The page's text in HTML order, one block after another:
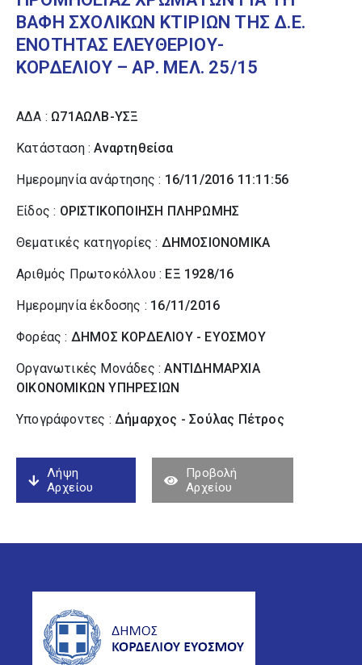
ΒΑΦΗ ΣΧΟΛΙΚΩΝ ΚΤΙΡΙΩΝ ΤΗΣ Δ.Ε.
ΕΝΟΤΗΤΑΣ ΕΛΕΥΘΕΡΙΟΥ-
ΚΟΡΔΕΛΙΟΥ – ΑΡ. ΜΕΛ. 25/15
ΑΔΑ : Ω71ΑΩΛΒ-ΥΣΞ
Κατάσταση :Αναρτηθείσα
Ημερομηνία ανάρτησης : 16/11/2016 11:11:56
Είδος : ΟΡΙΣΤΙΚΟΠΟΙΗΣΗ ΠΛΗΡΩΜΗΣ
Θεματικές κατηγορίες : ΔΗΜΟΣΙΟΝΟΜΙΚΑ
Αριθμός Πρωτοκόλλου : ΕΞ 1928/16
Ημερομηνία έκδοσης : 16/11/2016
Φορέας : ΔΗΜΟΣ ΚΟΡΔΕΛΙΟΥ - ΕΥΟΣΜΟΥ
Οργανωτικές Μονάδες :ΑΝΤΙΔΗΜΑΡΧΙΑ
ΟΙΚΟΝΟΜΙΚΩΝ ΥΠΗΡΕΣΙΩΝ
Υπογράφοντες : Δήμαρχος - Σούλας Πέτρος
Λήψη
Αρχείου
Προβολή
Αρχείου